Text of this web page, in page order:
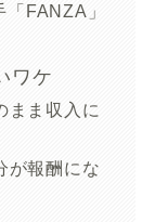
FANZA」
ワケ
ま収入に
が報酬にな